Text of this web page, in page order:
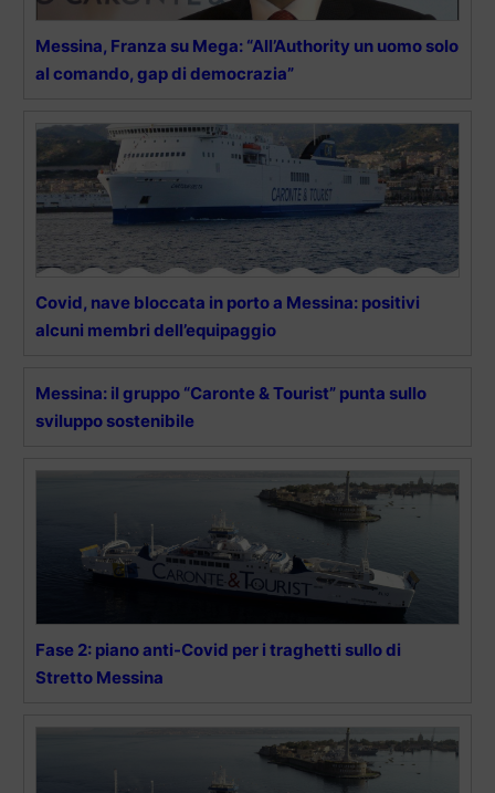
Messina, Franza su Mega: “All’Authority un uomo solo
al comando, gap di democrazia”
Covid, nave bloccata in porto a Messina: positivi
alcuni membri dell’equipaggio
Messina: il gruppo “Caronte & Tourist” punta sullo
sviluppo sostenibile
Fase 2: piano anti-Covid per i traghetti sullo di
Stretto Messina